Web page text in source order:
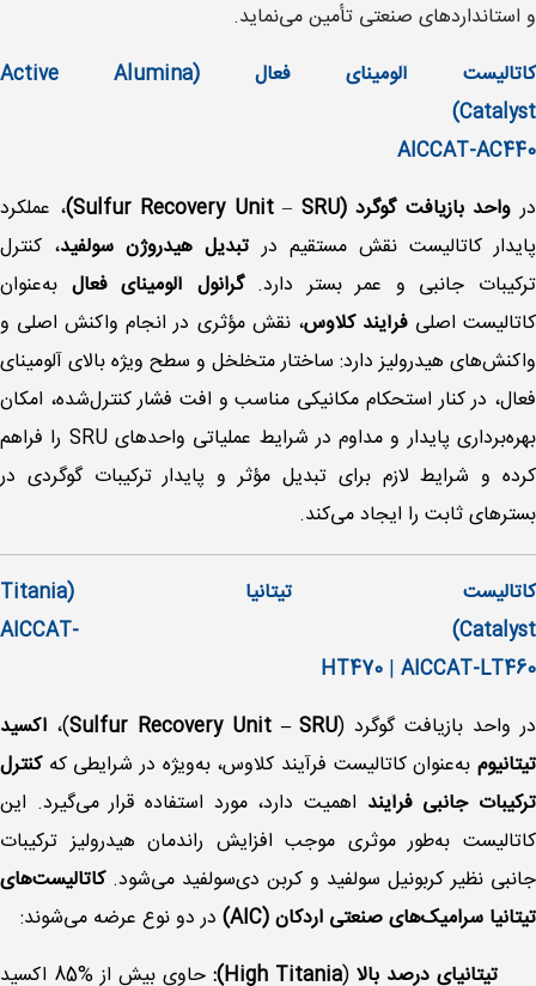
و استانداردهای صنعتی تأمین می‌نماید.
کاتالیست آلومینای فعال (Active Alumina
Catalyst)
AICCAT-AC440
در واحد بازیافت گوگرد (Sulfur Recovery Unit – SRU)
، عملکرد
پایدار کاتالیست نقش مستقیم در تبدیل هیدروژن سولفید، کنترل
ترکیبات جانبی و عمر بستر دارد.گرانول آلومینای فعال به‌عنوان
کاتالیست اصلیفرآیند کلاوس، نقش مؤثری در انجام واکنش اصلی و
واکنش‌های هیدرولیز دارد: ساختار متخلخل و سطح ویژه بالای آلومینای
فعال، در کنار استحکام مکانیکی مناسب و افت فشار کنترل‌شده، امکان
بهره‌برداری پایدار و مداوم در شرایط عملیاتی واحدهای SRU را فراهم
کرده و شرایط لازم برای تبدیل مؤثر و پایدار ترکیبات گوگردی در
بسترهای ثابت را ایجاد می‌کند.
کاتالیست تیتانیا (Titania
Catalyst) AICCAT-
HT470 | AICCAT-LT460
در واحد بازیافت گوگرد (Sulfur Recovery Unit – SRU)، اکسید
تیتانیوم به‌عنوان کاتالیست فرآیند کلاوس، به‌ویژه در شرایطی کهکنترل
ترکیبات جانبی فرآیند اهمیت دارد، مورد استفاده قرار می‌گیرد. این
کاتالیست به‌طور موثری موجب افزایش راندمان هیدرولیز ترکیبات
جانبی نظیر کربونیل سولفید و کربن دی‌سولفید می‌شود.کاتالیست‌های
تیتانیا سرامیک‌های صنعتی اردکان (AIC)
در دو نوع عرضه می‌شوند:
تیتانیای درصد بالا (
High Titania): حاوی بیش از %85 اکسید